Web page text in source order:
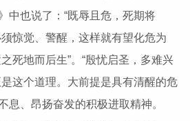
中也说了：“既辱且危，死期将
惊觉、警醒，这样就有望化危为
死地而后生”。“殷忧启圣，多难兴
这个道理。大前提是具有清醒的危
息、昂扬奋发的积极进取精神。